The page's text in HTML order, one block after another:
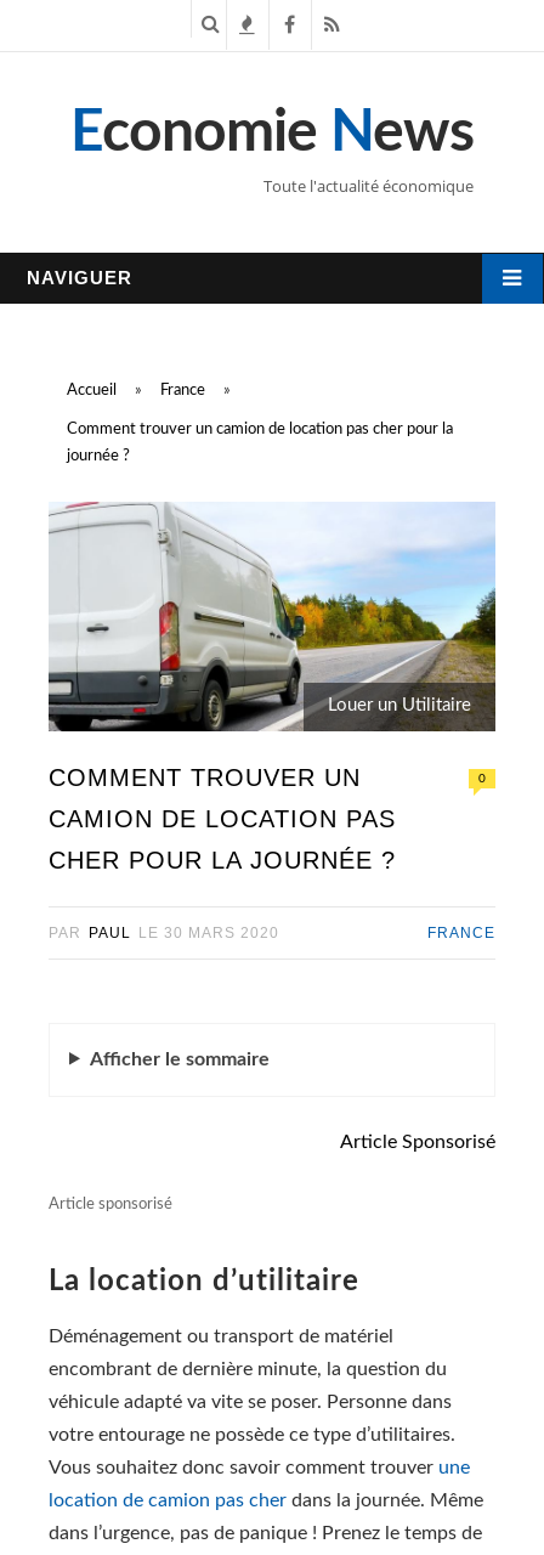
c n
s
F
c
R
S
Economie News
Toute l'actualité économique
NAVIGUER
Accueil » France »
Comment trouver un camion de location pas cher pour la
journée ?
Louer un Utilitaire
COMMENT TROUVER UN
CAMION DE LOCATION PAS
CHER POUR LA JOURNÉE ?
0
PAR PAUL LE 30 MARS 2020 FRANCE
Afficher le sommaire
Articlе Spоnsоrisé
La location d’utilitaire
Déménagement ou transport de matériel
encombrant de dernière minute, la question du
véhicule adapté va vite se poser. Personne dans
votre entourage ne possède ce type d’utilitaires.
Vous souhaitez donc savoir comment trouver une
location de camion pas cher dans la journée. Même
dans l’urgence, pas de panique ! Prenez le temps de